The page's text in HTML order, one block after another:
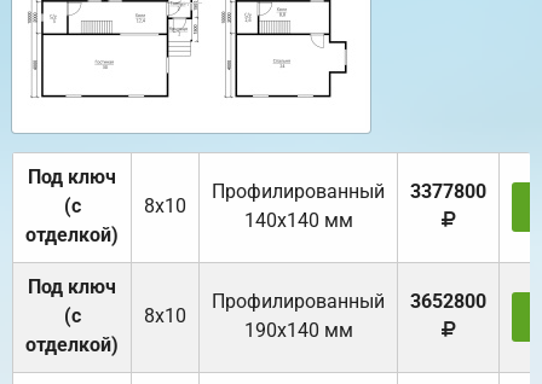
Под ключ
(с
отделкой)
8х10
Профилированный
140х140 мм
3377800
Под ключ
(с
отделкой)
8х10
Профилированный
190х140 мм
3652800